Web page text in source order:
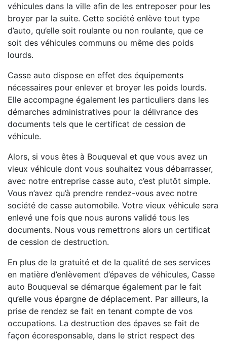
véhicules dans la ville afin de les entreposer pour les
broyer par la suite. Cette société enlève tout type
d’auto, qu’elle soit roulante ou non roulante, que ce
soit des véhicules communs ou même des poids
lourds.
Casse auto dispose en effet des équipements
nécessaires pour enlever et broyer les poids lourds.
Elle accompagne également les particuliers dans les
démarches administratives pour la délivrance des
documents tels que le certificat de cession de
véhicule.
Alors, si vous êtes à Bouqueval et que vous avez un
vieux véhicule dont vous souhaitez vous débarrasser,
avec notre entreprise casse auto, c’est plutôt simple.
Vous n’avez qu’à prendre rendez-vous avec notre
société de casse automobile. Votre vieux véhicule sera
enlevé une fois que nous aurons validé tous les
documents. Nous vous remettrons alors un certificat
de cession de destruction.
En plus de la gratuité et de la qualité de ses services
en matière d’enlèvement d’épaves de véhicules, Casse
auto Bouqueval se démarque également par le fait
qu’elle vous épargne de déplacement. Par ailleurs, la
prise de rendez se fait en tenant compte de vos
occupations. La destruction des épaves se fait de
façon écoresponsable, dans le strict respect des